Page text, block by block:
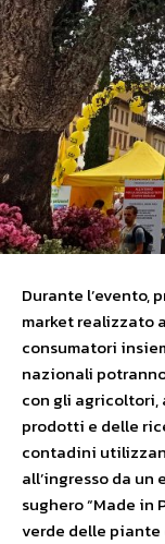
Durante l’evento,
market realizzato
consumatori
nazionali
con gli agricoltori,
prodotti e delle
contadini
all’ingresso da un
sughero “Made
verde delle piante